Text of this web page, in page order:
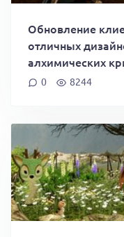
Обновление
отличных
алхимических
0 8244